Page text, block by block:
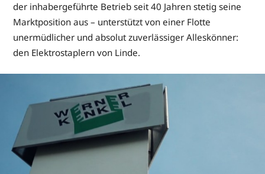
der inhabergeführte Betrieb seit 40 Jahren stetig seine
Marktposition aus – unterstützt von einer Flotte
unermüdlicher und absolut zuverlässiger Alleskönner:
den Elektrostaplern von Linde.